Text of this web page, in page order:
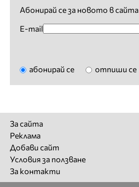
Абонирай се за новото в сайта
E-mail
абонирай се отпиши се
За сайта
Реклама
Добави сайт
Условия за ползване
За контакти